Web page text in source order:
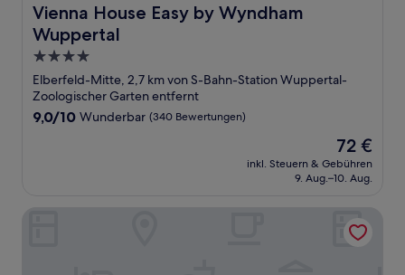
Vienna House Easy by Wyndham
Wuppertal
Vienna House Easy by Wyndham Wuppertal
4.0-
Sterne-
Unterkunft
Elberfeld-Mitte, 2,7 km von S-Bahn-Station Wuppertal-
Zoologischer Garten entfernt
9.0
9,0/10 Wunderbar (340 Bewertungen)
Der
Preis
beträgt
72 €
inkl. Steuern & Gebühren
9. Aug.–10. Aug.